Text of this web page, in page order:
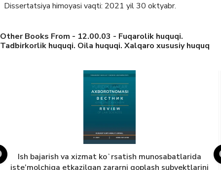
Dissertatsiya himoyasi vaqti: 2021 yil 30 oktyabr.
Other Books From - 12.00.03 - Fuqarolik huquqi.
Tadbirkorlik huquqi. Oila huquqi. Xalqaro xususiy huquq
Ish bajarish va xizmat koʻrsatish munosabatlarida
iste’molchiga etkazilgan zararni qoplash subyektlarini